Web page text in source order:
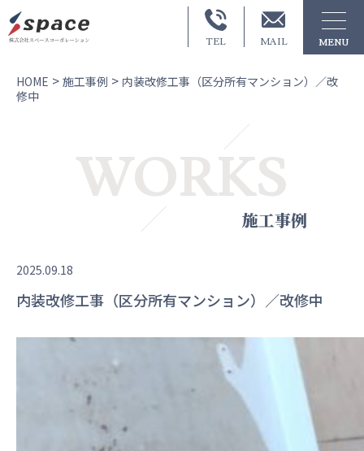
TEL MAIL MENU
HOME > 施工事例 > 内装改修工事（区分所有マンション）／改
修中
WORKS
施工事例
2025.09.18
内装改修工事（区分所有マンション）／改修中